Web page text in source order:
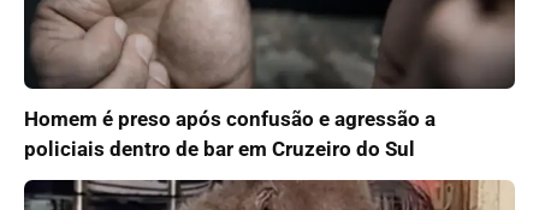
Homem é preso após confusão e agressão a
policiais dentro de bar em Cruzeiro do Sul